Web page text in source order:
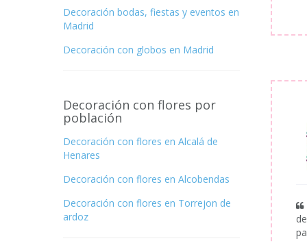
Decoración bodas, fiestas y eventos en
Madrid
Decoración con globos en Madrid
Decoración con flores por
población
Decoración con flores en Alcalá de
Henares
Decoración con flores en Alcobendas
Decoración con flores en Torrejon de
ardoz